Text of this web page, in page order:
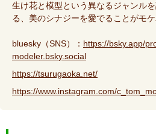
生け花と模型という異なるジャンル
る、美のシナジーを愛でることがモケ
bluesky（SNS）： https://bsky.app/
modeler.bsky.social
https://tsurugaoka.net/
https://www.instagram.com/